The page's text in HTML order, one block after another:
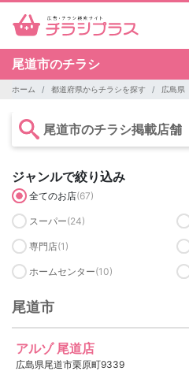
尾道市のチラシ
ホーム 都道府県からチラシを探す 広島県
尾道市のチラシ掲載店舗
ジャンルで絞り込み
全てのお店(67)
スーパー(24)
専門店(1)
ホームセンター(10)
尾道市
アルゾ 尾道店
広島県尾道市栗原町9339